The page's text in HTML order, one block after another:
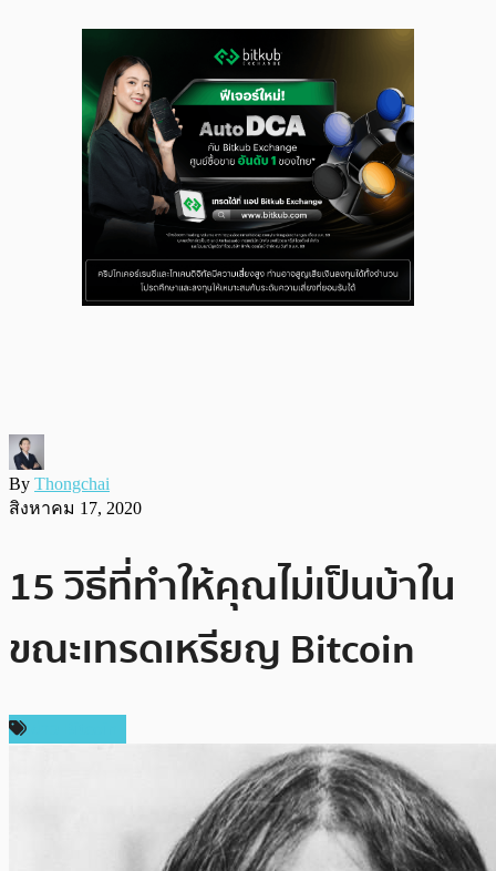
By Thongchai
สิงหาคม 17, 2020
15 วิธีที่ทำให้คุณไม่เป็นบ้าใน
ขณะเทรดเหรียญ Bitcoin